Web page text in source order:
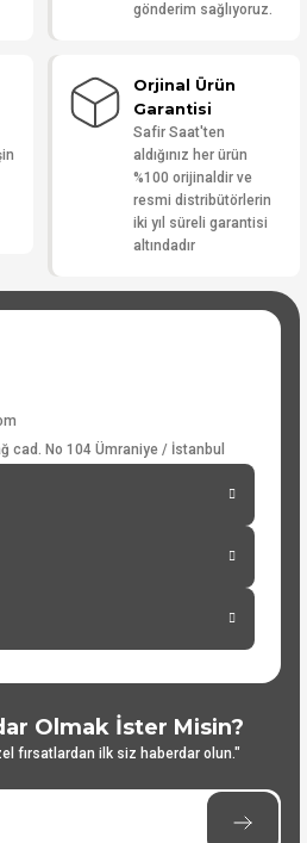
gönderim sağlıyoruz.
Orjinal Ürün
Garantisi
Safir Saat'ten
aldığınız her ürün
%100 orijinaldir ve
resmi distribütörlerin
iki yıl süreli garantisi
altındadır
cad. No 104 Ümraniye / İstanbul
Olmak İster Misin?
fırsatlardan ilk siz haberdar olun."